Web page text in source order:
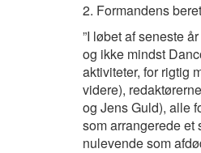
2. Formandens
”I løbet af seneste
og ikke mindst
aktiviteter, for rigtig
videre),
og Jens Guld), alle
som arrangerede
nulevende som